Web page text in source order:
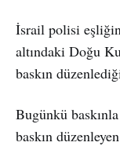
İsrail polisi
altındaki Doğu
baskın
Bugünkü
baskın